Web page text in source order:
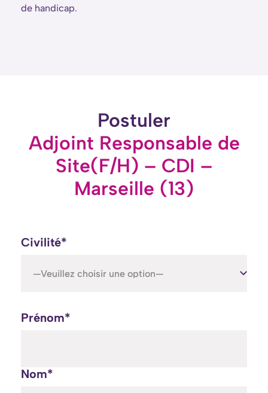
de handicap.
Postuler
Adjoint Responsable de
Site(F/H) – CDI –
Marseille (13)
Civilité*
—Veuillez choisir une option—
Prénom*
Nom*